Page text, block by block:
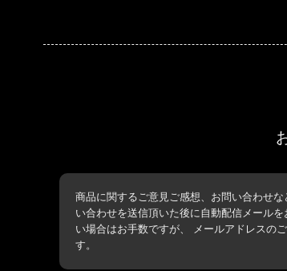
商品に関するご意見ご感想、お問い合わせ
い合わせを送信頂いた後に自動配信メール
い場合はお手数ですが、 メールアドレスの
す。